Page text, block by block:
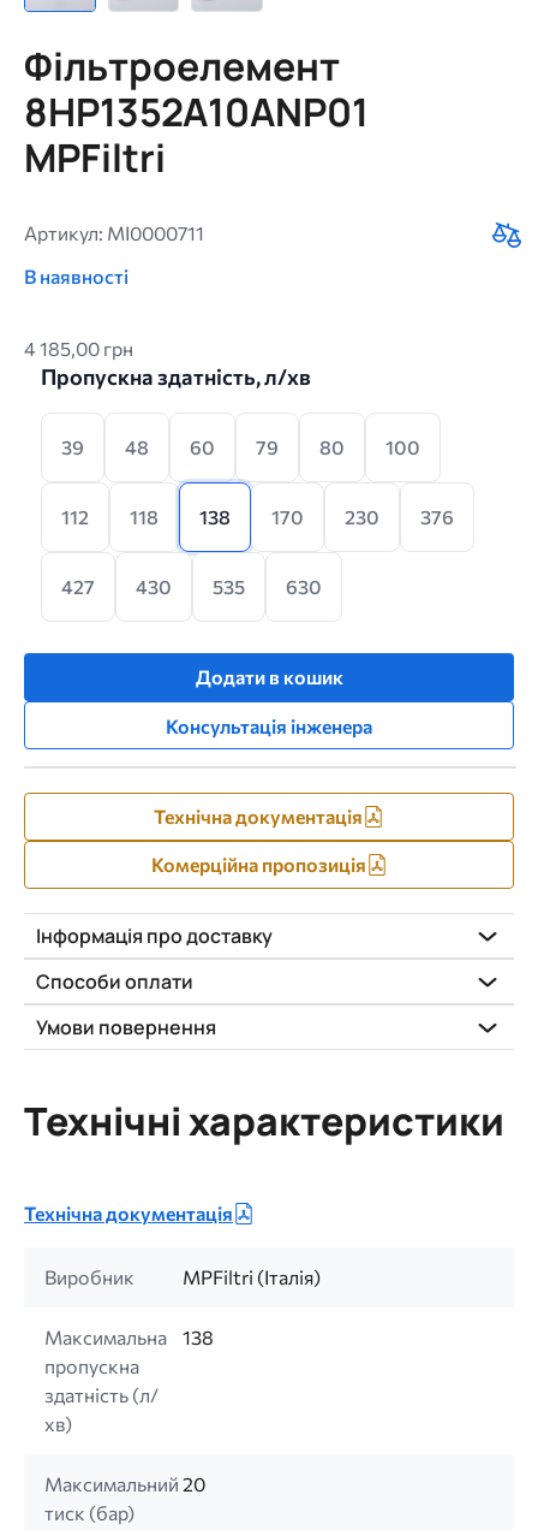
Фільтроелемент
8HP1352A10ANP01
MPFiltri
Артикул: MI0000711
В наявності
4 185,00 грн
Пропускна здатність, л/хв
39 48 60 79 80 100
112 118 138 170 230 376
427 430 535 630
Додати в кошик
Консультація інженера
Технічна документація
Комерційна пропозиція
Інформація про доставку
Способи оплати
Умови повернення
Технічні характеристики
Технічна документація
Виробник MPFiltri (Італія)
Максимальна
пропускна
здатність (л/
хв)
138
Максимальний
тиск (бар)
20